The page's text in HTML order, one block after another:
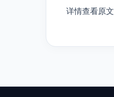
详情查看原文